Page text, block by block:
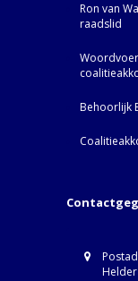
Ron van
raadslid
Behoorlijk
Helder